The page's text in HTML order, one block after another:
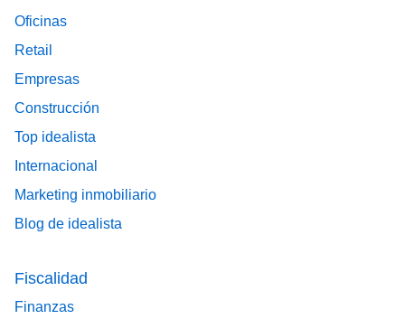
Oficinas
Retail
Empresas
Construcción
Top idealista
Internacional
Marketing inmobiliario
Blog de idealista
Fiscalidad
Finanzas